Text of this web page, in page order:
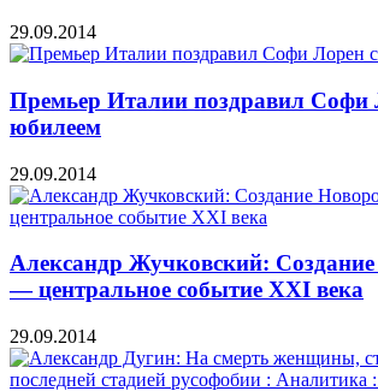
29.09.2014
Премьер Италии поздравил Софи
юбилеем
29.09.2014
Александр Жучковский:
— центральное событие XXI века
29.09.2014